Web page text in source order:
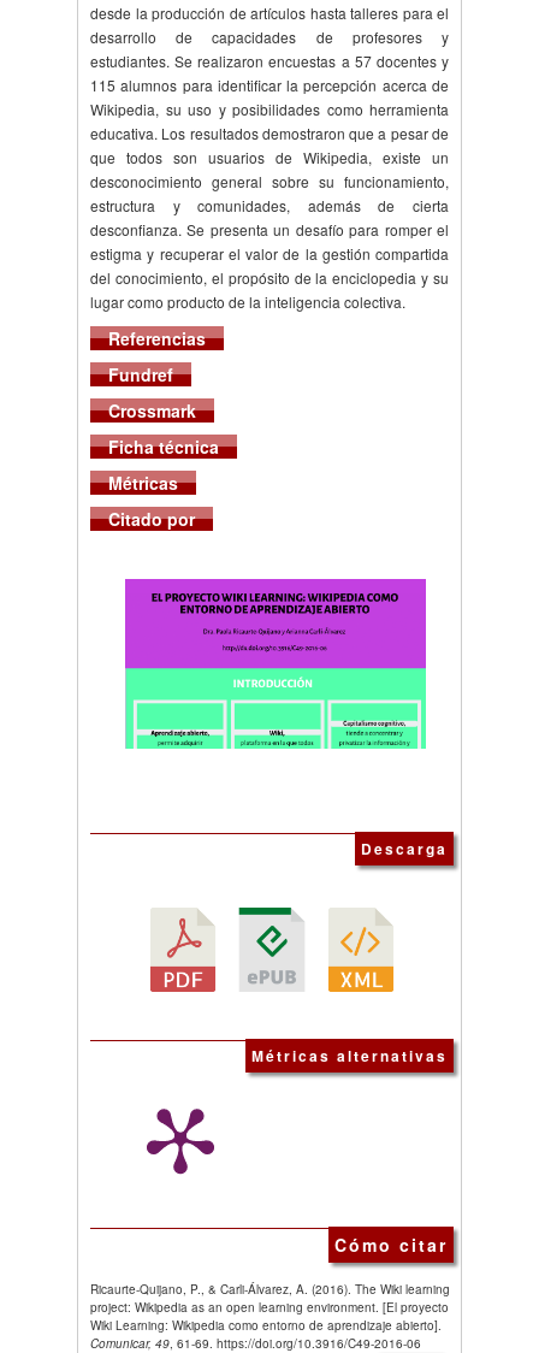
desde la producción de artículos hasta talleres para el
desarrollo de capacidades de profesores y
estudiantes. Se realizaron encuestas a 57 docentes y
115 alumnos para identificar la percepción acerca de
Wikipedia, su uso y posibilidades como herramienta
educativa. Los resultados demostraron que a pesar de
que todos son usuarios de Wikipedia, existe un
desconocimiento general sobre su funcionamiento,
estructura y comunidades, además de cierta
desconfianza. Se presenta un desafío para romper el
estigma y recuperar el valor de la gestión compartida
del conocimiento, el propósito de la enciclopedia y su
lugar como producto de la inteligencia colectiva.
Referencias
Fundref
Crossmark
Ficha técnica
Métricas
Citado por
Descarga
Métricas alternativas
Cómo citar
Ricaurte-Quijano, P., & Carli-Álvarez, A. (2016). The Wiki learning
project: Wikipedia as an open learning environment. [El proyecto
Wiki Learning: Wikipedia como entorno de aprendizaje abierto].
Comunicar, 49 , 61-69. https://doi.org/10.3916/C49-2016-06